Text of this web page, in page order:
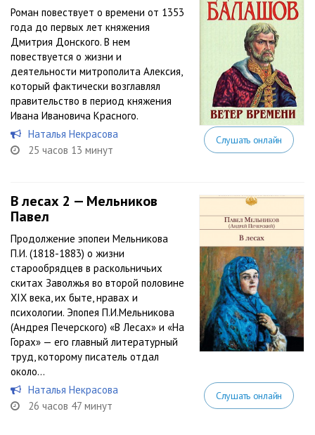
Роман повествует о времени от 1353
года до первых лет княжения
Дмитрия Донского. В нем
повествуется о жизни и
деятельности митрополита Алексия,
который фактически возглавлял
правительство в период княжения
Ивана Ивановича Красного.
Наталья Некрасова
25 часов 13 минут
Слушать онлайн
В лесах 2 — Мельников
Павел
Продолжение эпопеи Мельникова
П.И. (1818-1883) о жизни
старообрядцев в раскольничьих
скитах Заволжья во второй половине
XIX века, их быте, нравах и
психологии. Эпопея П.И.Мельникова
(Андрея Печерского) «В Лесах» и «На
Горах» — его главный литературный
труд, которому писатель отдал
около...
Наталья Некрасова
26 часов 47 минут
Слушать онлайн